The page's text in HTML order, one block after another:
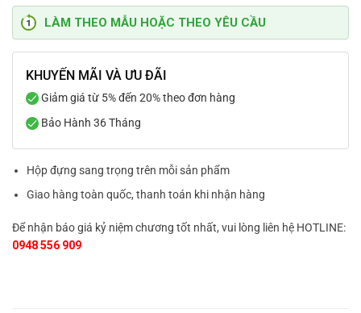
LÀM THEO MẪU HOẶC THEO YÊU CẦU
KHUYẾN MÃI VÀ ƯU ĐÃI
Giảm giá từ 5% đến 20% theo đơn hàng
Bảo Hành 36 Tháng
Hộp đựng sang trọng trên mỗi sản phẩm
Giao hàng toàn quốc, thanh toán khi nhận hàng
Để nhận báo giá kỷ niệm chương tốt nhất, vui lòng liên hệ HOTLINE:
0948 556 909